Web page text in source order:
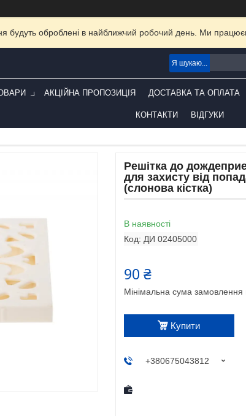
будуть оброблені в найближчий робочий день. Ми
АКЦІЙНА ПРОПОЗИЦІЯ ДОСТАВКА ТА ОПЛАТА
КОНТАКТИ ВІДГУКИ
Решітка до
для захисту від
(слонова кістка)
В наявності
Код: ДИ 02405000
90 ₴
Мінімальна сума
Купити
+380675043812